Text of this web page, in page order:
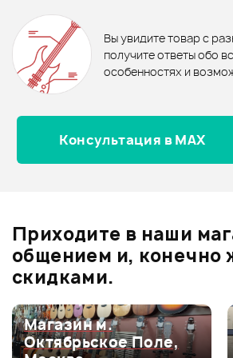
В корзину
0.0
Оценка5
Оценка4
Оценка1
Мой отзыв о товаре
Вы увидите товар с
получите ответы обо
особенностях и
Консультация в MAX
Приходите в наши
общением и, конечно
скидками.
Магазин м.
Октябрьское Поле,